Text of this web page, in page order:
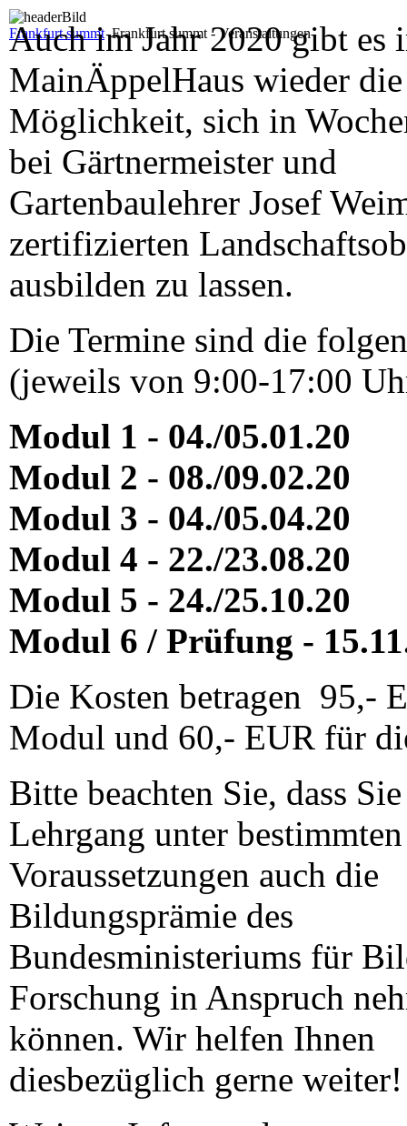
Frankfurt summt Frankfurt summt - Veranstaltungen
Auch im Jahr 2020 gibt es
MainÄppelHaus wieder die
Möglichkeit, sich in
bei Gärtnermeister und
Gartenbaulehrer Josef
zertifizierten
ausbilden zu lassen.
Die Termine sind die
(jeweils von 9:00-17:00
Modul 1 - 04./05.01.20
Modul 2 - 08./09.02.20
Modul 3 - 04./05.04.20
Modul 4 - 22./23.08.20
Modul 5 - 24./25.10.20
Modul 6 / Prüfung -
Die Kosten betragen 95,-
Modul und 60,- EUR für
Bitte beachten Sie, dass
Lehrgang unter bestimmten
Voraussetzungen auch die
Bildungsprämie des
Bundesministeriums für
Forschung in Anspruch
können. Wir helfen Ihnen
diesbezüglich gerne